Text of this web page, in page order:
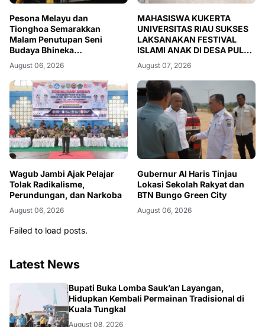
Pesona Melayu dan
Tionghoa Semarakkan
Malam Penutupan Seni
Budaya Bhineka
Kebangsaan, Harmoni
Bhinneka Tunggal Ika
Terpatri di Tanjab Barat
August 06, 2026
MAHASISWA KUKERTA
UNIVERSITAS RIAU SUKSES
LAKSANAKAN FESTIVAL
ISLAMI ANAK DI DESA PULAU
RENGAS
August 07, 2026
Wagub Jambi Ajak Pelajar
Tolak Radikalisme,
Perundungan, dan Narkoba
August 06, 2026
Gubernur Al Haris Tinjau
Lokasi Sekolah Rakyat dan
BTN Bungo Green City
August 06, 2026
Failed to load posts.
Latest News
Bupati Buka Lomba Sauk’an Layangan,
Hidupkan Kembali Permainan Tradisional di
August 08, 2026